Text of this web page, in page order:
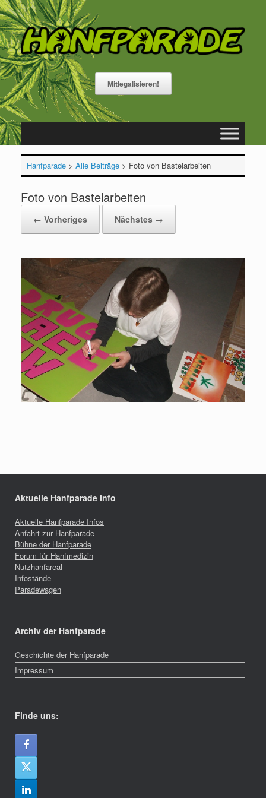
Zum
Inhalt
springen
Mitlegalisieren!
Hanfparade> Alle Beiträge> Foto von Bastelarbeiten
Foto von Bastelarbeiten
← Vorheriges Nächstes →
Aktuelle Hanfparade Info
Aktuelle Hanfparade Infos
Anfahrt zur Hanfparade
Bühne der Hanfparade
Forum für Hanfmedizin
Nutzhanfareal
Infostände
Paradewagen
Archiv der Hanfparade
Geschichte der Hanfparade
Impressum
Finde uns: